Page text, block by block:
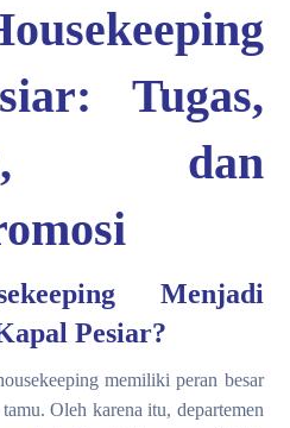
Tugas,
dan
Menjadi
Pesiar?
memiliki peran besar
Oleh karena itu, departemen